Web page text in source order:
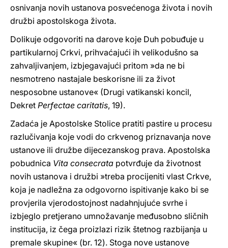
osnivanja novih ustanova posvećenoga života i novih
družbi apostolskoga života.
Dolikuje odgovoriti na darove koje Duh pobuđuje u
partikularnoj Crkvi, prihvaćajući ih velikodušno sa
zahvaljivanjem, izbjegavajući pritom »da ne bi
nesmotreno nastajale beskorisne ili za život
nesposobne ustanove« (Drugi vatikanski koncil,
Dekret Perfectae caritatis, 19).
Zadaća je Apostolske Stolice pratiti pastire u procesu
razlučivanja koje vodi do crkvenog priznavanja nove
ustanove ili družbe dijecezanskog prava. Apostolska
pobudnica Vita consecrata potvrđuje da životnost
novih ustanova i družbi »treba procijeniti vlast Crkve,
koja je nadležna za odgovorno ispitivanje kako bi se
provjerila vjerodostojnost nadahnjujuće svrhe i
izbjeglo pretjerano umnožavanje međusobno sličnih
institucija, iz čega proizlazi rizik štetnog razbijanja u
premale skupine« (br. 12). Stoga nove ustanove